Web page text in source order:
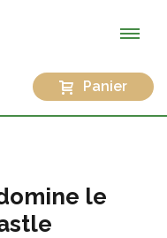
Panier
le